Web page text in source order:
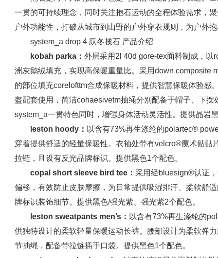
一贯的可持续理念，同时关注抱石运动的全程体验需求，
户外功能性，打破从城市到山野的户外穿衣规则，为户外
system_a drop 4 跃冬揽石 产品介绍
kobah parka： 外层采用2l 40d gore-tex面料制成，
洲灰鹅绒填充，实现高保暖重量比。采用down composite
的部位填充corelofttm合成保暖材料，提供智慧保暖体验感
盔配套使用，简洁cohaesivetm抽绳分别配备于帽子、下
system_a一贯特色同时，增强身体活动灵活性。提供晶岩
leston hoody： 以含有73%再生涤纶的polartec®
穿着提供舒适的轻量保暖性。衣袖处带有velcro®魔术贴贴
拉链，且设有反光品牌标识。提供黑色1个配色。
copal short sleeve bird tee： 采用经bluesign®认证
偏移，有效防止皮肤摩擦，为日常提供吸湿排汗、柔软舒
牌标识装饰细节。提供黑色/强光紫、强光紫2个配色。
leston sweatpants men’s： 以含有73%再生涤纶的
供独特设计的柔软轻量保暖运动长裤。腰部设计为柔软弹
节抽绳，配备带拉链插手口袋。提供黑色1个配色。